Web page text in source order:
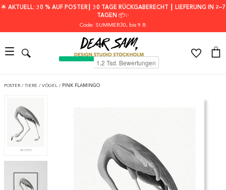
🌟 AKTUELL: 30 % AUF POSTER┃ 30 TAGE RÜCKGABERECHT ┃ LIEFERUNG IN 2–7
TAGEN 📦✨
Code: SUMMER30, bis 9.8.
POSTER / TIERE / VÖGEL / PINK FLAMINGO